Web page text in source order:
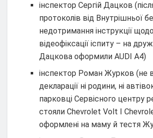
інспектор Сергій Дацков
протоколів від Внутрішньої
недотримання інструкції щодо
відеофіксації іспиту – на
Дацкова оформили AUDI A4)
інспектор Роман Журков (не
декларації ні родини, ні
парковці Сервісного центру
стояли Chevrolet Volt І
оформлені на маму й тестя